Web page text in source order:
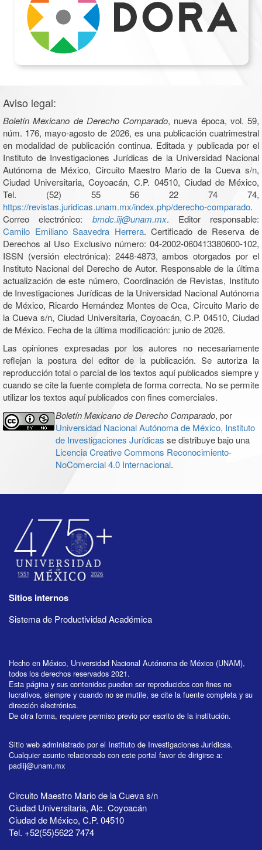
Aviso legal:
Boletín Mexicano de Derecho Comparado, nueva época, vol. 59,
núm. 176, mayo-agosto de 2026, es una publicación cuatrimestral
en modalidad de publicación continua. Editada y publicada por el
Instituto de Investigaciones Jurídicas de la Universidad Nacional
Autónoma de México, Circuito Maestro Mario de la Cueva s/n,
Ciudad Universitaria, Coyoacán, C.P. 04510, Ciudad de México,
Tel. (52) 55 56 22 74 74,
https://revistas.juridicas.unam.mx/index.php/derecho-comparado.
Correo electrónico: bmdc.iij@unam.mx. Editor responsable:
Camilo Emiliano Saavedra Herrera. Certificado de Reserva de
Derechos al Uso Exclusivo número: 04-2002-060413380600-102,
ISSN (versión electrónica): 2448-4873, ambos otorgados por el
Instituto Nacional del Derecho de Autor. Responsable de la última
actualización de este número, Coordinación de Revistas, Instituto
de Investigaciones Jurídicas de la Universidad Nacional Autónoma
de México, Ricardo Hernández Montes de Oca, Circuito Mario de
la Cueva s/n, Ciudad Universitaria, Coyoacán, C.P. 04510, Ciudad
de México. Fecha de la última modificación: junio de 2026.
Las opiniones expresadas por los autores no necesariamente
reflejan la postura del editor de la publicación. Se autoriza la
reproducción total o parcial de los textos aquí publicados siempre y
cuando se cite la fuente completa de forma correcta. No se permite
utilizar los textos aquí publicados con fines comerciales.
Boletín Mexicano de Derecho Comparado, por
Universidad Nacional Autónoma de México, Instituto
de Investigaciones Jurídicas se distribuye bajo una
Licencia Creative Commons Reconocimiento-
NoComercial 4.0 Internacional.
Sitios internos
Sistema de Productividad Académica
Hecho en México, Universidad Nacional Autónoma de México (UNAM),
todos los derechos reservados 2021.
Esta página y sus contenidos pueden ser reproducidos con fines no
lucrativos, siempre y cuando no se mutile, se cite la fuente completa y su
dirección electrónica.
De otra forma, requiere permiso previo por escrito de la institución.
Sitio web administrado por el Instituto de Investigaciones Jurídicas.
Cualquier asunto relacionado con este portal favor de dirigirse a:
padiij@unam.mx
Circuito Maestro Mario de la Cueva s/n
Ciudad Universitaria, Alc. Coyoacán
Ciudad de México, C.P. 04510
Tel. +52(55)5622 7474